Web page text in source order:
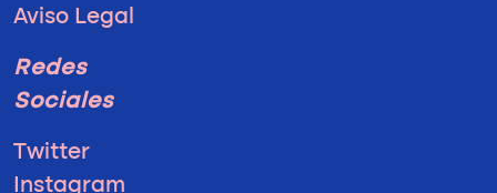
Aviso Legal
Redes
Sociales
Twitter
Instagram